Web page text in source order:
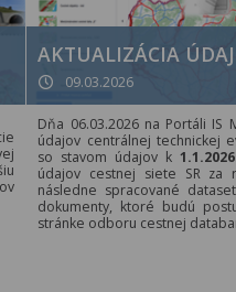
AKTUALIZÁCIA
09.03.2026
Dňa 06.03.2026 na Portáli IS
údajov centrálnej technickej
so stavom údajov k
údajov cestnej siete SR za
následne spracované
dokumenty, ktoré budú
stránke odboru cestnej